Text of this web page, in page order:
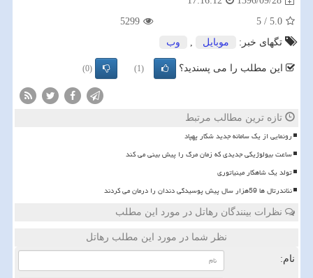
5.0
/
5
5299
تگهای خبر:
موبایل , وب
این مطلب را می پسندید؟ (1)
(0)
تازه ترین مطالب مرتبط
رونمایی از یک سامانه جدید شکار پهپاد
ساعت بیولوژیکی جدیدی که زمان مرگ را پیش بینی می کند
تولد یک شاهکار مینیاتوری
نئاندرتال ها 59هزار سال پیش پوسیدگی دندان را درمان می کردند
نظرات بینندگان رهاتل در مورد این مطلب
نظر شما در مورد این مطلب رهاتل
نام: